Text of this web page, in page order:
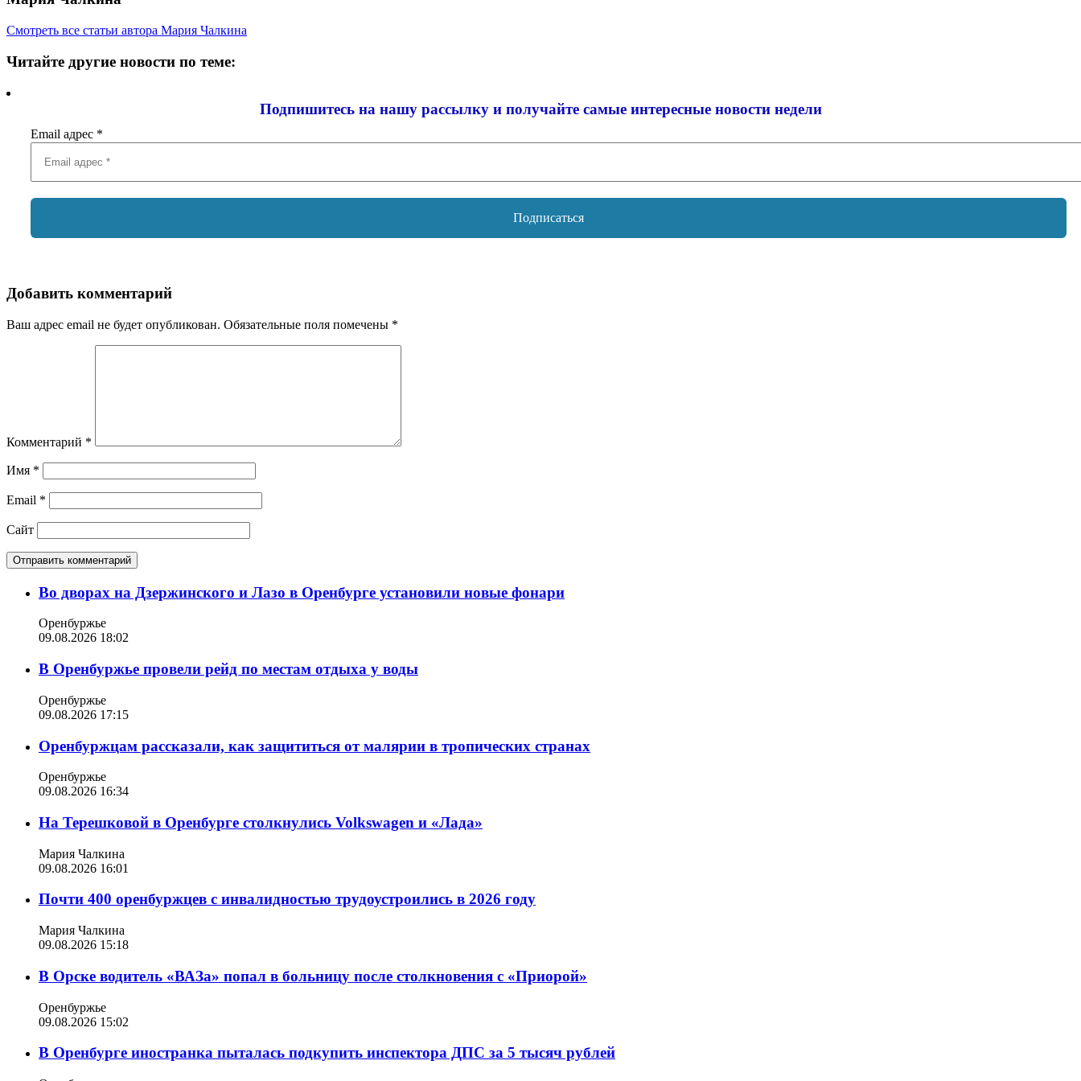
Смотреть все статьи автора Мария Чалкина
Читайте другие новости по теме:
Подпишитесь на нашу рассылку и получайте самые интересные новости недели
Email адрес *
Добавить комментарий
Ваш адрес email не будет опубликован. Обязательные поля помечены *
Комментарий *
Имя *
Email *
Сайт
Во дворах на Дзержинского и Лазо в Оренбурге установили новые фонари
Оренбуржье
09.08.2026 18:02
В Оренбуржье провели рейд по местам отдыха у воды
Оренбуржье
09.08.2026 17:15
Оренбуржцам рассказали, как защититься от малярии в тропических странах
Оренбуржье
09.08.2026 16:34
На Терешковой в Оренбурге столкнулись Volkswagen и «Лада»
Мария Чалкина
09.08.2026 16:01
Почти 400 оренбуржцев с инвалидностью трудоустроились в 2026 году
Мария Чалкина
09.08.2026 15:18
В Орске водитель «ВАЗа» попал в больницу после столкновения с «Приорой»
Оренбуржье
09.08.2026 15:02
В Оренбурге иностранка пыталась подкупить инспектора ДПС за 5 тысяч рублей